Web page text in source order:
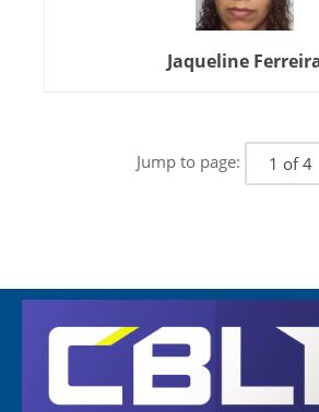
Jaqueline
Jump to page: 1 of 4